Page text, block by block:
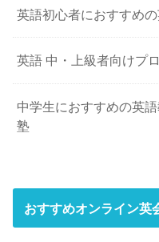
英語初心者におすすめ
英語 中・上級者向けプ
中学生におすすめの英
塾
おすすめオンライン英